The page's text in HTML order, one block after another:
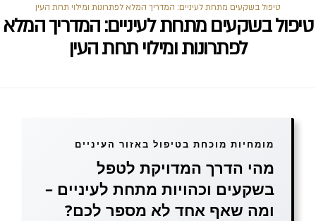
טיפול בשקעים מתחת לעיניים: המדריך המלא לפתרונות ומילוי תחת העין
טיפול בשקעים מתחת לעיניים: המדריך המלא
לפתרונות ומילוי תחת העין
מומחיות מוכחת בטיפול באזור העיניים
מהי הדרך המדויקת לטפל
בשקעים וכהויות מתחת לעיניים –
ומה שאף אחד לא מספר לכם?